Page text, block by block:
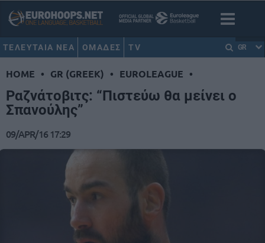
ΤΕΛΕΥΤΑΙΑ ΝΕΑ ΟΜΑΔΕΣ TV GR
HOME • GR (GREEK) • EUROLEAGUE •
Ραζνάτοβιτς: “Πιστεύω θα μείνει ο
Σπανούλης”
09/APR/16 17:29